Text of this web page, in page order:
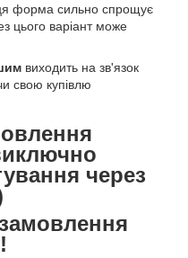
форма сильно спрощує
цього варіант може
виходить на зв'язок
свою купівлю
через